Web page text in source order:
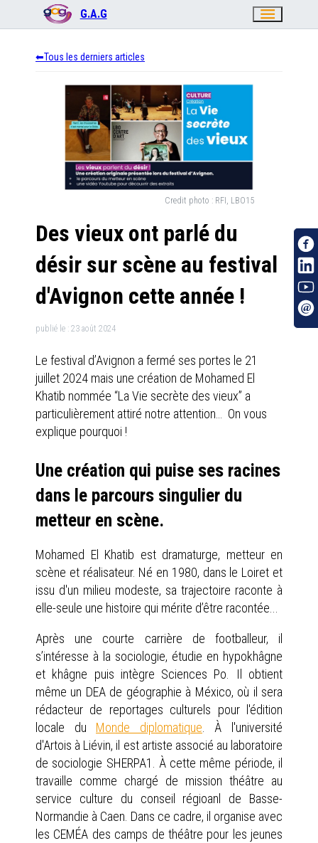
G.A.G menu
Tous les derniers articles
Credit photo : RFI, LBO15
Des vieux ont parlé du
désir sur scène au festival
d'Avignon cette année !
publié le : 23 août 2024
Le festival d’Avignon a fermé ses portes le 21
juillet 2024 mais une création de Mohamed El
Khatib nommée “La Vie secrète des vieux” a
particulièrement attiré notre attention… On vous
explique pourquoi !
Une création qui puise ses racines
dans le parcours singulier du
metteur en scène.
Mohamed El Khatib est dramaturge, metteur en
scène et réalisateur. Né en 1980, dans le Loiret et
issu d'un milieu modeste, sa trajectoire raconte à
elle-seule une histoire qui mérite d’être racontée...
Après une courte carrière de footballeur, il
s’intéresse à la sociologie, étudie en hypokhâgne
et khâgne puis intègre Sciences Po. Il obtient
même un DEA de géographie à México, où il sera
rédacteur de reportages culturels pour l'édition
locale du Monde diplomatique . À l'université
d'Artois à Liévin, il est artiste associé au laboratoire
de sociologie SHERPA1. À cette même période, il
travaille comme chargé de mission théâtre au
service culture du conseil régioanl de Basse-
Normandie à Caen. Dans ce cadre, il organise avec
les CEMÉA des camps de théâtre pour les jeunes